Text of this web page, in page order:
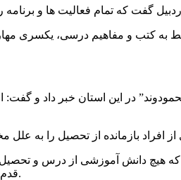
به کتب و مفاهیم درسی، یکسری
هیچ دانش آموزشی از درس و
قدم در راستای افزایش نرخ پوشش تحصیلی و نرخ ارتقا به پایه بالاتر محسوب می شود.